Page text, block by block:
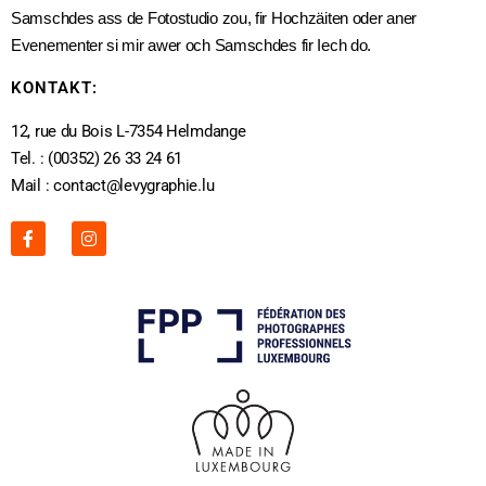
Samschdes ass de Fotostudio zou, fir Hochzäiten oder aner
Evenementer si mir awer och Samschdes fir Iech do.
KONTAKT:
12, rue du Bois L-7354 Helmdange
Tel. : (00352) 26 33 24 61
Mail : contact@levygraphie.lu